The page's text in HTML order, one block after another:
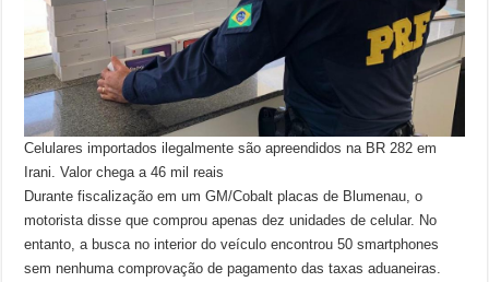
Celulares importados ilegalmente são apreendidos na BR 282 em
Irani. Valor chega a 46 mil reais
Durante fiscalização em um GM/Cobalt placas de Blumenau, o
motorista disse que comprou apenas dez unidades de celular. No
entanto, a busca no interior do veículo encontrou 50 smartphones
sem nenhuma comprovação de pagamento das taxas aduaneiras.